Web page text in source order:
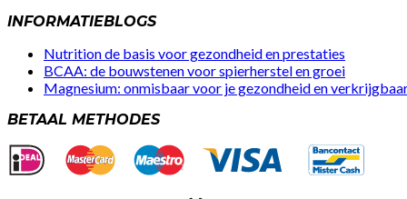
INFORMATIEBLOGS
Nutrition de basis voor gezondheid en prestaties
BCAA: de bouwstenen voor spierherstel en groei
Magnesium: onmisbaar voor je gezondheid en
BETAAL METHODES